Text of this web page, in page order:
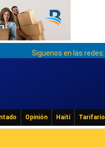
Siguenos en las redes:
Opinión Haití Tarifario